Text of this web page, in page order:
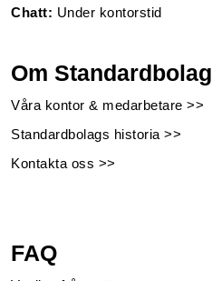
Chatt: Under kontorstid
Om Standardbolag
Våra kontor & medarbetare >>
Standardbolags historia >>
Kontakta oss >>
FAQ